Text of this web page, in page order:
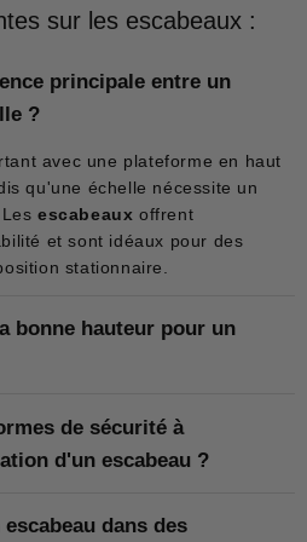
classique au marchepied
échelles pliables polyvalentes,
Parfait pour toute exigence de
sécurité et efficacité.
et avantages des
: l'escabeau idéal pour le
dans les environnements de
souvent désignés sous le
à leurs roues intégrées et à leur
aux employés de les
permet de gérer efficacement
sur les escabeaux :
principale entre un
?
avec une plateforme en haut
qu'une échelle nécessite un
Lesescabeaux offrent
et sont idéaux pour des
stationnaire.
bonne hauteur pour un
dont la plateforme vous
votre zone de travail
de sécurité à
d'un escabeau ?
sa stabilité avant chaque
dans des